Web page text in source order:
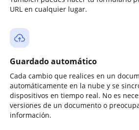
URL en cualquier lugar.
Guardado automático
Cada cambio que realices en un
automáticamente en la nube y se
dispositivos en tiempo real. No es
versiones de un documento o
información.